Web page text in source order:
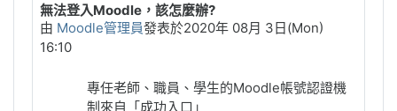
無法登入Moodle，該怎麼辦?
由 Moodle管理員發表於2020年 08月 3日(Mon)
16:10
Number of replies: 0
專任老師、職員、學生的Moodle帳號認證機
制來自「成功入口」